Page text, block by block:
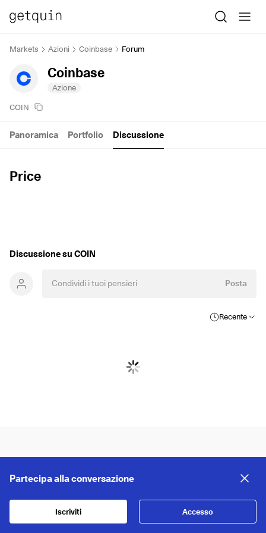
Markets Azioni Coinbase Forum
Coinbase
Azione
COIN
Price
Panoramica Portfolio Discussione
Discussione su COIN
Posta
Recente
Partecipa alla conversazione
Iscriviti Accesso